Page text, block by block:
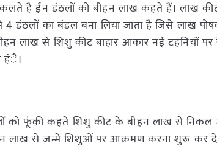
है ईन डंठलों को बीहन लाख कहते हैं। लाख
डंठलों का बंडल बना लिया जाता है जिसे लाख
लाख से शिशु कीट बाहार आकार नई टहनियों
हंै।
को फूंकी कहते शिशु कीट के बीहन लाख से निकल
लाख से जन्मे शिशुओं पर आक्रमण करना शुरू कर